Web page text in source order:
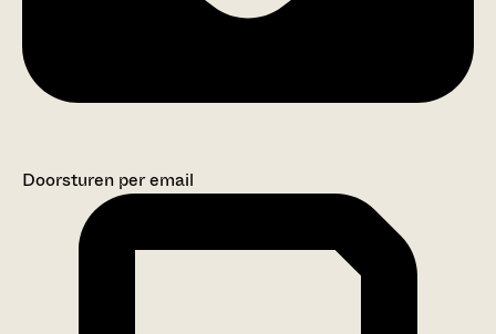
Doorsturen per email